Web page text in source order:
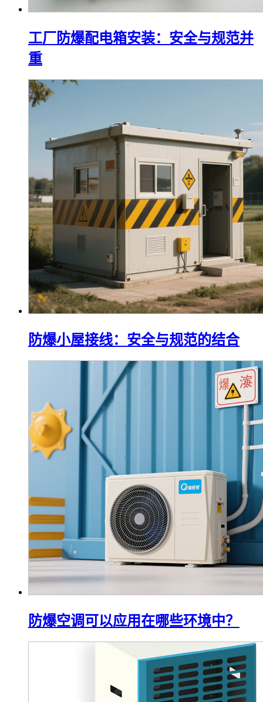
工厂防爆配电箱安装：安全与规范并
重
防爆小屋接线：安全与规范的结合
防爆空调可以应用在哪些环境中？